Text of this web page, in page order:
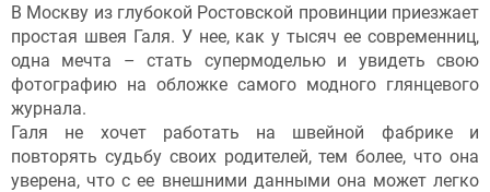
В Москву из глубокой Ростовской провинции приезжает
простая швея Галя. У нее, как у тысяч ее современниц,
одна мечта – стать супермоделью и увидеть свою
фотографию на обложке самого модного глянцевого
журнала.
Галя не хочет работать на швейной фабрике и
повторять судьбу своих родителей, тем более, что она
уверена, что с ее внешними данными она может легко